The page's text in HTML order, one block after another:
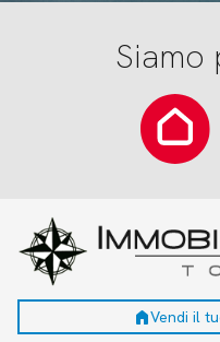
Siamo
homeVendi il